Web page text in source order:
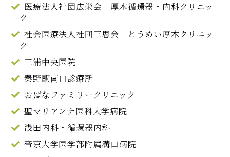
医療法人社団広栄会 厚木循環器・内科クリニッ
ク
社会医療法人社団三思会 とうめい厚木クリニッ
ク
三浦中央医院
秦野駅南口診療所
おばなファミリークリニック
聖マリアンナ医科大学病院
浅田内科・循環器内科
帝京大学医学部附属溝口病院